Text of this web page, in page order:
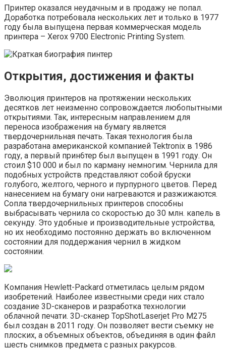
Принтер оказался неудачным и в продажу не попал.
Доработка потребовала нескольких лет и только в 1977
году была выпущена первая коммерческая модель
принтера – Xerox 9700 Electronic Printing System.
Открытия, достижения и факты
Эволюция принтеров на протяжении нескольких
десятков лет неизменно сопровождается любопытными
открытиями. Так, интересным направлением для
переноса изображения на бумагу является
твердочернильная печать. Такая технология была
разработана американской компанией Tektronix в 1986
году, а первый прин6тер был выпущен в 1991 году. Он
стоил $10 000 и был по карману немногим. Чернила для
подобных устройств представляют собой бруски
голубого, желтого, черного и пурпурного цветов. Перед
нанесением на бумагу они нагреваются и разжижаются.
Сопла твердочернильных принтеров способны
выбрасывать чернила со скоростью до 30 млн. капель в
секунду. Это удобные и производительные устройства,
но их необходимо постоянно держать во включенном
состоянии для поддержания чернил в жидком
состоянии.
Компания Hewlett-Packard отметилась целым рядом
изобретений. Наиболее известными среди них стало
создание 3D-сканеров и разработка технологии
облачной печати. 3D-сканер TopShotLaserjet Pro M275
был создан в 2011 году. Он позволяет вести съемку не
плоских, а объемных объектов, объединяя в один файл
шесть снимков предмета с разных ракурсов.